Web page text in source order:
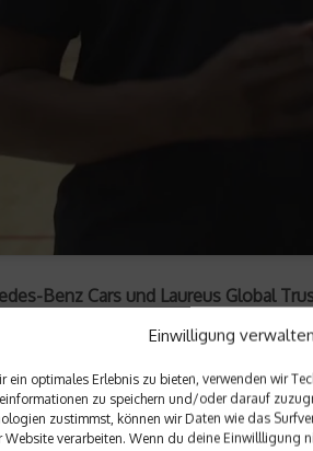
Einwilligung verwalten
ein optimales Erlebnis zu bieten, verwenden wir
zu speichern und/oder darauf
zustimmst, können wir Daten wie das
Website verarbeiten. Wenn du deine Einwillligung
Benz Cars und Laureus Global